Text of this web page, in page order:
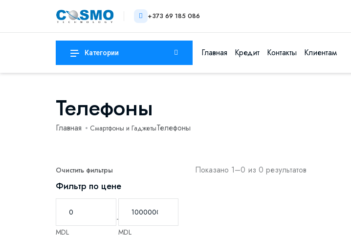
+373 69 185 086
Категории Главная Кредит Контакты Клиентам
Телефоны
Главная Смартфоны и ГаджетыТелефоны
Очистить фильтры
Фильтр по цене
MDL
-
MDL
Показано 1–0 из 0 результатов